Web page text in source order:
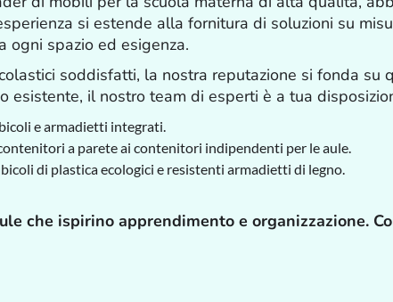
si estende alla fornitura di soluzioni su
ogni spazio ed esigenza.
soddisfatti, la nostra reputazione si fonda
esistente, il nostro team di esperti è a tua
e armadietti integrati.
a parete ai contenitori indipendenti per le aule.
di plastica ecologici e resistenti armadietti di legno.
che ispirino apprendimento e organizzazione.